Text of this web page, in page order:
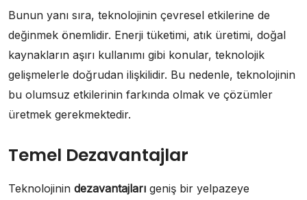
Bunun yanı sıra, teknolojinin çevresel etkilerine de
değinmek önemlidir. Enerji tüketimi, atık üretimi, doğal
kaynakların aşırı kullanımı gibi konular, teknolojik
gelişmelerle doğrudan ilişkilidir. Bu nedenle, teknolojinin
bu olumsuz etkilerinin farkında olmak ve çözümler
üretmek gerekmektedir.
Temel Dezavantajlar
Teknolojinin dezavantajları geniş bir yelpazeye